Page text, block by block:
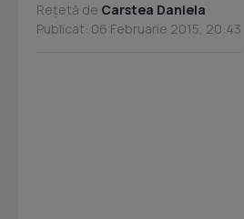
Rețetă de Carstea Daniela
Publicat: 06 Februarie 2015, 20:43